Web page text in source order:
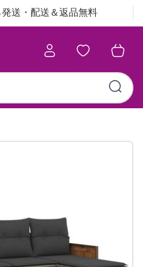
送・配送＆返品無料